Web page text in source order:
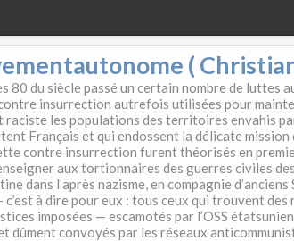
(
80 du siècle passé un certain nombre de luttes
insurrection autrefois utilisées pour
raciste les populations des territoires envahis
Français et qui endossent la délicate
contre insurrection furent théorisés en
aux tortionnaires des guerres civiles
dans l’après nazisme, en compagnie
c’est à dire pour eux : tous ceux qui trouvent
imposées — escamotés par l’OSS
dûment convoyés par les réseaux